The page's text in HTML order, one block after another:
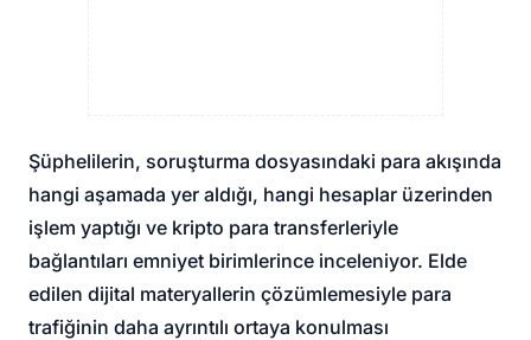
Şüphelilerin, soruşturma dosyasındaki para akışında
hangi aşamada yer aldığı, hangi hesaplar üzerinden
işlem yaptığı ve kripto para transferleriyle
bağlantıları emniyet birimlerince inceleniyor. Elde
edilen dijital materyallerin çözümlemesiyle para
trafiğinin daha ayrıntılı ortaya konulması